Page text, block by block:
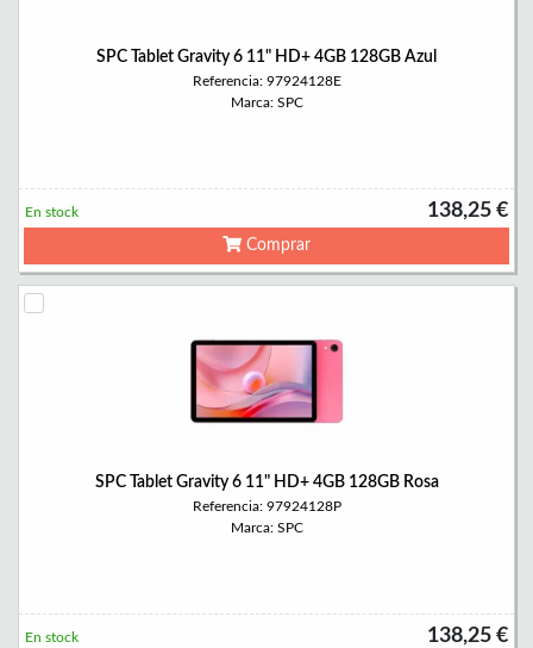
SPC Tablet Gravity 6 11" HD+ 4GB 128GB Azul
Referencia: 97924128E
Marca: SPC
138,25 €
En stock
Comprar
SPC Tablet Gravity 6 11" HD+ 4GB 128GB Rosa
Referencia: 97924128P
Marca: SPC
138,25 €
En stock